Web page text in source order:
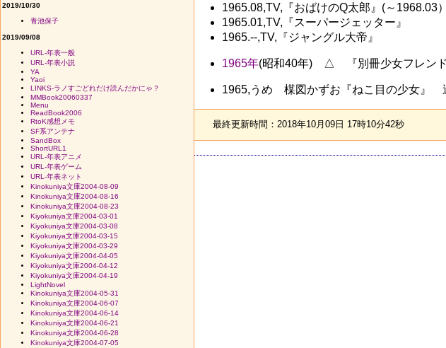
1965.08,TV,『おばけのQ太郎』(～1968.03）
1965.01,TV,『スーパージェッター』
1965.--,TV,『ジャングル大帝』
1965年(昭和40年) △ 『別冊少女フレンド
1965,うめ 楳図かずお『ねこ目の少女』
最終更新時間：2018年10月09日 17時10分42秒
2019/10/30
青池保子
2019/09/08
URL-年表一般
URL-年表小説
YA
Yaoi
LINKS-ラノすごどれだけ読んだかにゃ？
MMBook20060337
Menu
ReadBook2006
RtoK感想メモ
SF系アンテナ
SandBox
ShortURL1
URL-年表アニメ
URL-年表ゲーム
URL-年表ネット
Kinokuniya文庫2004-08-09
Kinokuniya文庫2004-08-16
Kinokuniya文庫2004-08-23
Kiyokuniya文庫2004-03-01
Kiyokuniya文庫2004-03-08
Kiyokuniya文庫2004-03-15
Kiyokuniya文庫2004-03-29
Kiyokuniya文庫2004-04-05
Kiyokuniya文庫2004-04-12
Kiyokuniya文庫2004-04-19
LightNovel
Kinokuniya文庫2004-05-31
Kinokuniya文庫2004-06-07
Kinokuniya文庫2004-06-14
Kinokuniya文庫2004-06-21
Kinokuniya文庫2004-06-28
Kinokuniya文庫2004-07-05